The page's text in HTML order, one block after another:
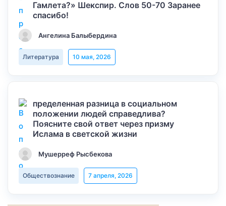
Гамлета?» Шекспир. Слов 50-70 Заранее
спасибо!
Ангелина Балыбердина
Литература 10 мая, 2026
пределенная разница в социальном
положении людей справедлива?
Поясните свой ответ через призму
Ислама в светской жизни
Мушерреф Рысбекова
Обществознание 7 апреля, 2026